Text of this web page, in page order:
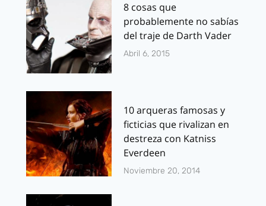
8 cosas que
probablemente no sabías
del traje de Darth Vader
Abril 6, 2015
10 arqueras famosas y
ficticias que rivalizan en
destreza con Katniss
Everdeen
Noviembre 20, 2014